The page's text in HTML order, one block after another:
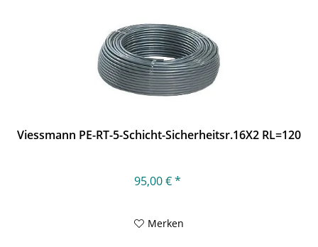
Viessmann PE-RT-5-Schicht-Sicherheitsr.16X2 RL=120
95,00 € *
Merken